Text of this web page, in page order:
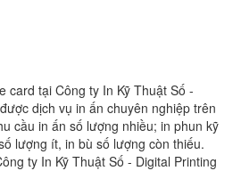
card tại Công ty In Kỹ Thuật Số -
dịch vụ in ấn chuyên nghiệp trên
cầu in ấn số lượng nhiều; in phun kỹ
lượng ít, in bù số lượng còn thiếu.
ty In Kỹ Thuật Số - Digital Printing